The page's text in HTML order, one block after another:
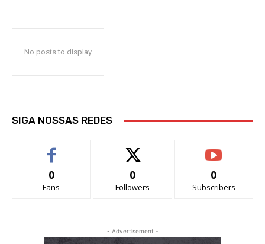
No posts to display
SIGA NOSSAS REDES
0
Fans
0
Followers
0
Subscribers
- Advertisement -